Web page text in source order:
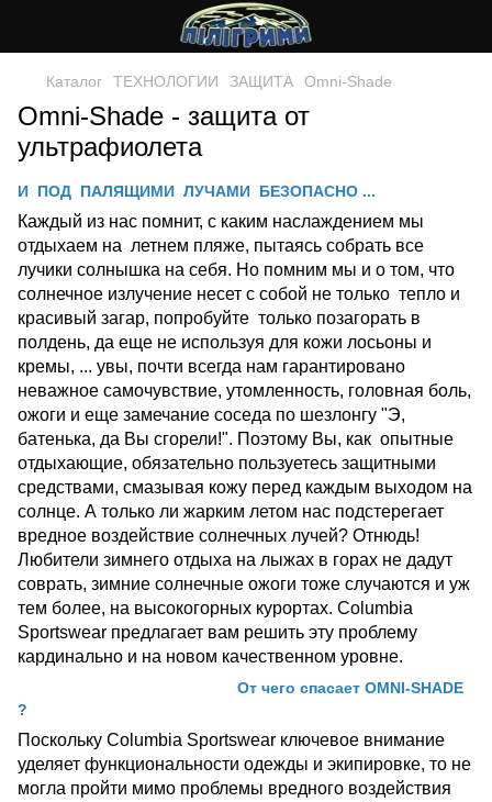
Каталог ТЕХНОЛОГИИ ЗАЩИТА Omni-Shade
Omni-Shade - защита от
ультрафиолета
И ПОД ПАЛЯЩИМИ ЛУЧАМИ БЕЗОПАСНО ...
Каждый из нас помнит, с каким наслаждением мы
отдыхаем на летнем пляже, пытаясь собрать все
лучики солнышка на себя. Но помним мы и о том, что
солнечное излучение несет с собой не только тепло и
красивый загар, попробуйте только позагорать в
полдень, да еще не используя для кожи лосьоны и
кремы, ... увы, почти всегда нам гарантировано
неважное самочувствие, утомленность, головная боль,
ожоги и еще замечание соседа по шезлонгу "Э,
батенька, да Вы сгорели!". Поэтому Вы, как опытные
отдыхающие, обязательно пользуетесь защитными
средствами, смазывая кожу перед каждым выходом на
солнце. А только ли жарким летом нас подстерегает
вредное воздействие солнечных лучей? Отнюдь!
Любители зимнего отдыха на лыжах в горах не дадут
соврать, зимние солнечные ожоги тоже случаются и уж
тем более, на высокогорных курортах. Columbia
Sportswear предлагает вам решить эту проблему
кардинально и на новом качественном уровне.
От чего спасает OMNI-SHADE
?
Поскольку Columbia Sportswear ключевое внимание
уделяет функциональности одежды и экипировке, то не
могла пройти мимо проблемы вредного воздействия